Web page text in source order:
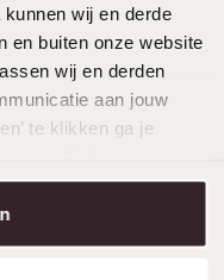
wij en derde
en buiten onze website
wij en derden
aan jouw
te klikken ga je
cookiebeleid.